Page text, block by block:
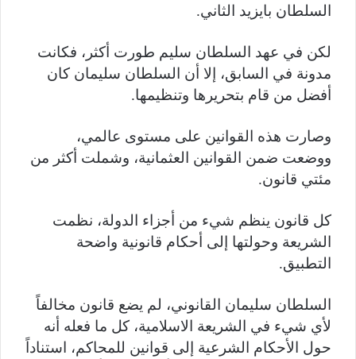
السلطان بايزيد الثاني.
لكن في عهد السلطان سليم طورت أكثر، فكانت
مدونة في السابق، إلا أن السلطان سليمان كان
أفضل من قام بتحريرها وتنظيمها.
وصارت هذه القوانين على مستوى عالمي،
ووضعت ضمن القوانين العثمانية، وشملت أكثر من
مئتي قانون.
كل قانون ينظم شيء من أجزاء الدولة، نظمت
الشريعة وحولتها إلى أحكام قانونية واضحة
التطبيق.
السلطان سليمان القانوني، لم يضع قانون مخالفاً
لأي شيء في الشريعة الاسلامية، كل ما فعله أنه
حول الأحكام الشرعية إلى قوانين للمحاكم، استناداً